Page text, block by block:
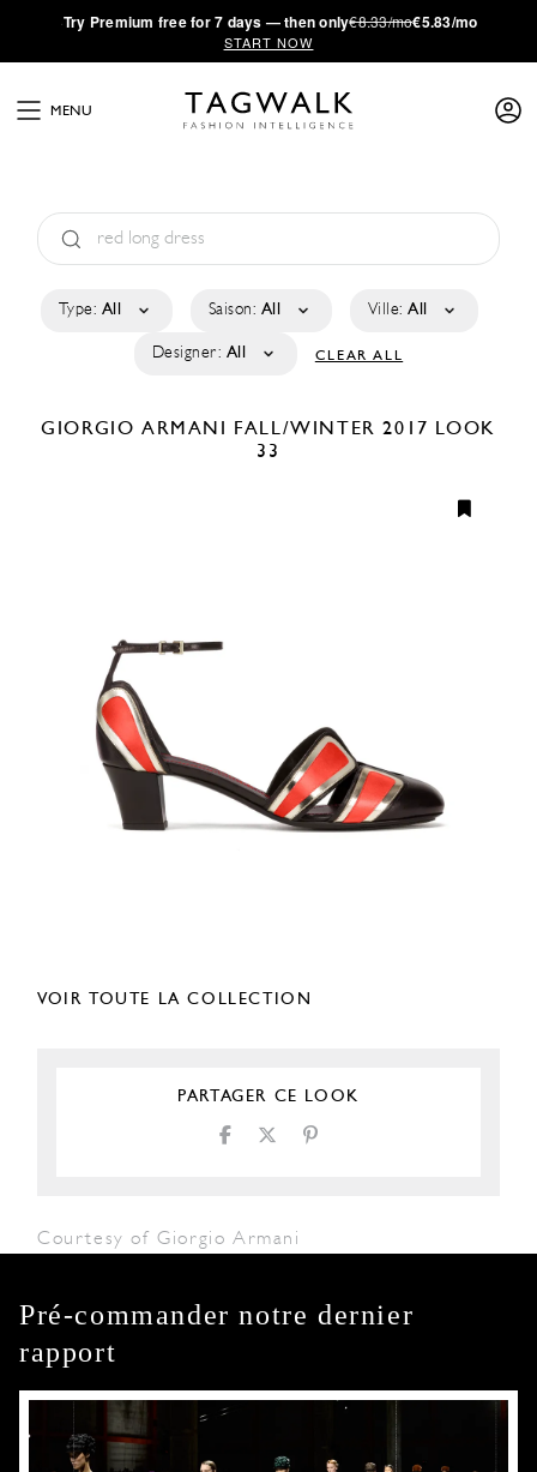
·Try Premium free for 7 days — then only€8.33/mo€5.83/mo
START NOW
MENU
Type: All Saison: All Ville: All
Designer: All CLEAR ALL
GIORGIO ARMANI FALL/WINTER 2017 LOOK
33
VOIR TOUTE LA COLLECTION
PARTAGER CE LOOK
Courtesy of Giorgio Armani
Pré-commander notre dernier
rapport